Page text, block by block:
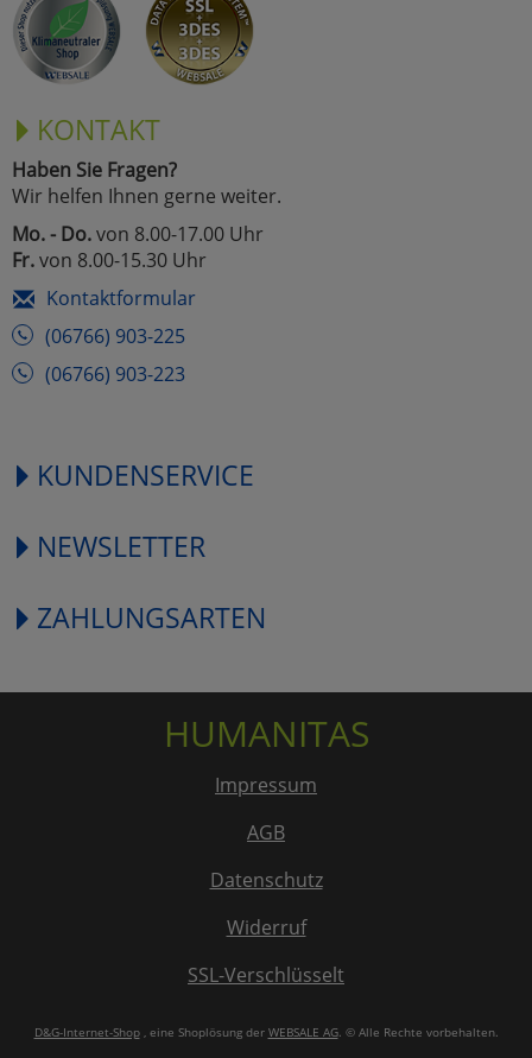
KONTAKT
Haben Sie Fragen?
Wir helfen Ihnen gerne weiter.
Mo. - Do.von 8.00-17.00 Uhr
Fr.von 8.00-15.30 Uhr
Kontaktformular
(06766) 903-225
(06766) 903-223
KUNDENSERVICE
NEWSLETTER
ZAHLUNGSARTEN
HUMANITAS
Impressum
AGB
Datenschutz
Widerruf
SSL-Verschlüsselt
D&G-Internet-Shop, eine Shoplösung der WEBSALE AG. © Alle Rechte vorbehalten.